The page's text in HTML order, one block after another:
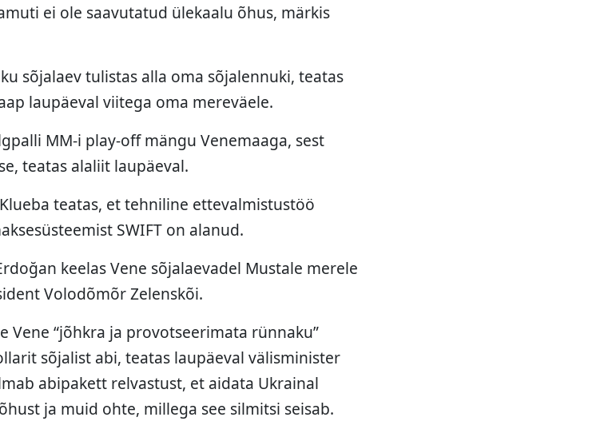
ei ole saavutatud ülekaalu õhus, märkis
sõjalaev tulistas alla oma sõjalennuki, teatas
laupäeval viitega oma mereväele.
MM-i play-off mängu Venemaaga, sest
teatas alaliit laupäeval.
teatas, et tehniline ettevalmistustöö
SWIFT on alanud.
keelas Vene sõjalaevadel Mustale merele
Volodõmõr Zelenskõi.
“jõhkra ja provotseerimata rünnaku”
sõjalist abi, teatas laupäeval välisminister
abipakett relvastust, et aidata Ukrainal
ja muid ohte, millega see silmitsi seisab.